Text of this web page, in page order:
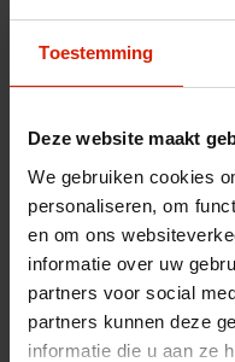
Toestemming
Deze website maakt
We gebruiken cookies
personaliseren, om
en om ons
informatie over uw
partners voor social
partners kunnen deze
informatie die u aan ze